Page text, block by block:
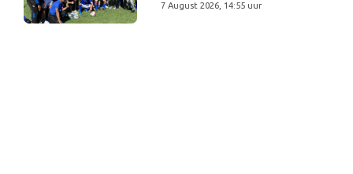
7 August 2026, 14:55 uur